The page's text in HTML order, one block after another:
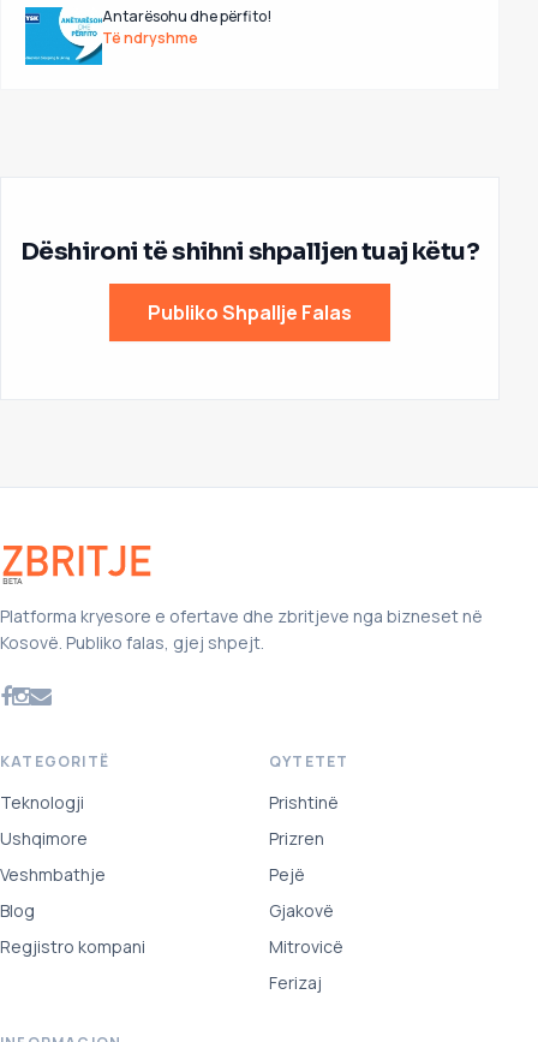
Antarësohu dhe përfito!
Të ndryshme
Dëshironi të shihni shpalljen tuaj këtu?
Publiko Shpallje Falas
Platforma kryesore e ofertave dhe zbritjeve nga bizneset në
Kosovë. Publiko falas, gjej shpejt.
KATEGORITË
Teknologji
Ushqimore
Veshmbathje
Blog
Regjistro kompani
QYTETET
Prishtinë
Prizren
Pejë
Gjakovë
Mitrovicë
Ferizaj